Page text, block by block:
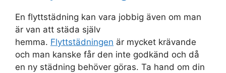
En flyttstädning kan vara jobbig även om man
är van att städa själv
hemma. Flyttstädningen är mycket krävande
och man kanske får den inte godkänd och då
en ny städning behöver göras. Ta hand om din